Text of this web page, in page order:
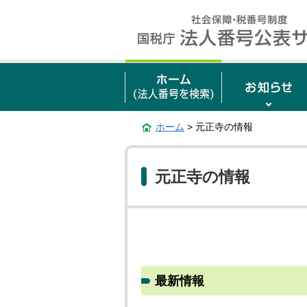
ホーム > 元正寺の情報
元正寺の情報
最新情報